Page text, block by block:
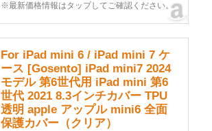
※最新価格情報はタップしてご確認ください。
For iPad mini 6 / iPad mini 7 ケ
ース [Gosento] iPad mini7 2024
モデル 第6世代用 iPad mini 第6
世代 2021 8.3インチカバー TPU
透明 apple アップル mini6 全面
保護カバー（クリア）